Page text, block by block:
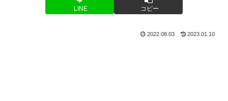
LINE コピー
2022.08.03 2023.01.10